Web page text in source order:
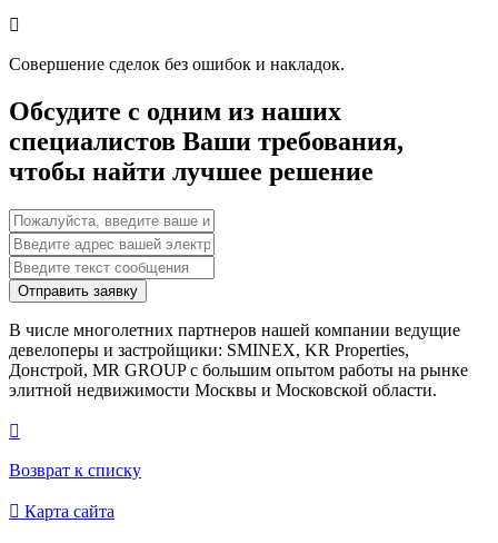

Совершение сделок без ошибок и накладок.
Обсудите с одним из наших
специалистов Ваши требования,
чтобы найти лучшее решение
Отправить заявку
В числе многолетних партнеров нашей компании ведущие
девелоперы и застройщики: SMINEX, KR Properties,
Донстрой, MR GROUP c большим опытом работы на рынке
элитной недвижимости Москвы и Московской области.

Возврат к списку
 Карта сайта